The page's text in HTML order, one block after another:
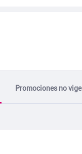
Promociones no